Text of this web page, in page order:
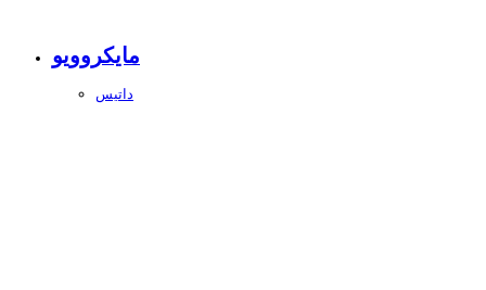
مایکروویو
داتیس